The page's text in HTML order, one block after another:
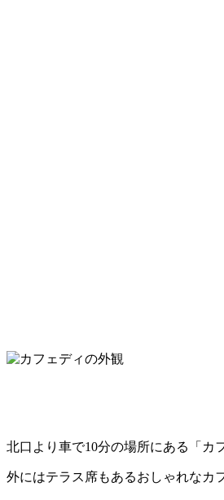
北口より車で10分の場所にある「カ
外にはテラス席もあるおしゃれなカ